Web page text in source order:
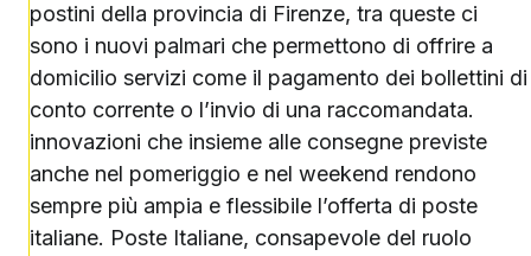
postini della provincia di Firenze, tra queste ci
sono i nuovi palmari che permettono di offrire a
domicilio servizi come il pagamento dei bollettini di
conto corrente o l’invio di una raccomandata.
innovazioni che insieme alle consegne previste
anche nel pomeriggio e nel weekend rendono
sempre più ampia e flessibile l’offerta di poste
italiane. Poste Italiane, consapevole del ruolo